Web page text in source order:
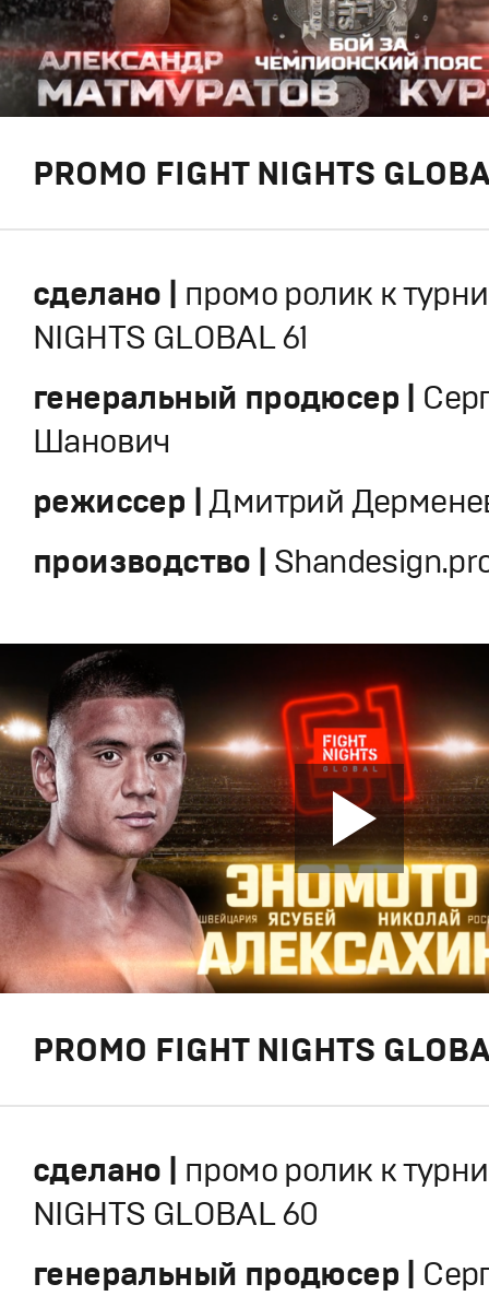
PROMO FIGHT NIGHTS
сделано | промо ролик к
NIGHTS GLOBAL 61
генеральный продюсер |
Шанович
режиссер |Дмитрий
производство |
PROMO FIGHT NIGHTS
сделано | промо ролик к
NIGHTS GLOBAL 60
генеральный продюсер |